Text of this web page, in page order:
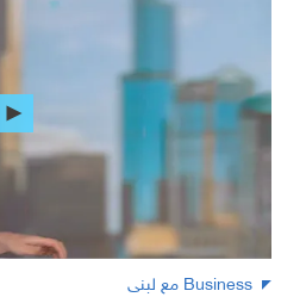
Business مع لبنى